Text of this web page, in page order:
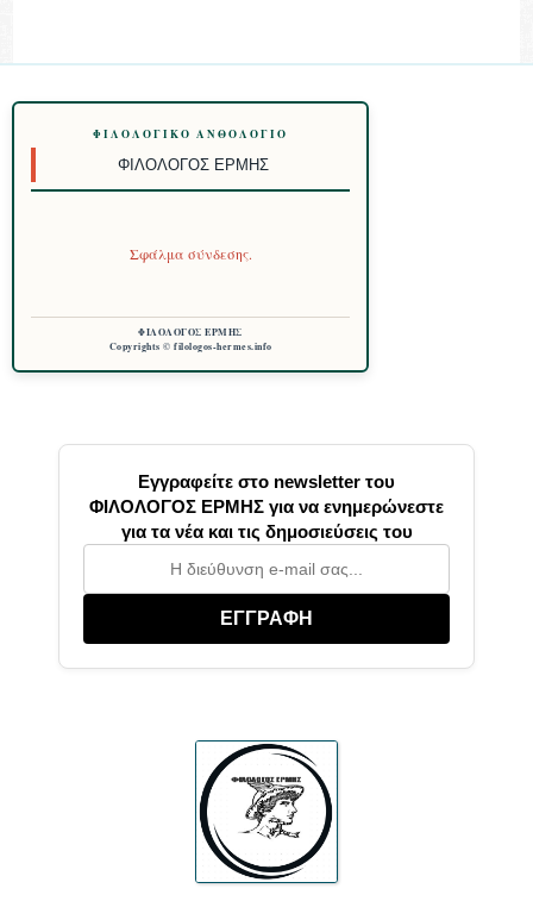
ΦΙΛΟΛΟΓΙΚΌ ΑΝΘΟΛΌΓΙΟ
ΦΙΛΌΛΟΓΟΣ ΕΡΜΉΣ
Σφάλμα σύνδεσης.
ΦΙΛΟΛΟΓΟΣ ΕΡΜΗΣ
Copyrights © filologos-hermes.info
Εγγραφείτε στο newsletter του
ΦΙΛΟΛΟΓΟΣ ΕΡΜΗΣ για να ενημερώνεστε
για τα νέα και τις δημοσιεύσεις του
ΕΓΓΡΑΦΗ